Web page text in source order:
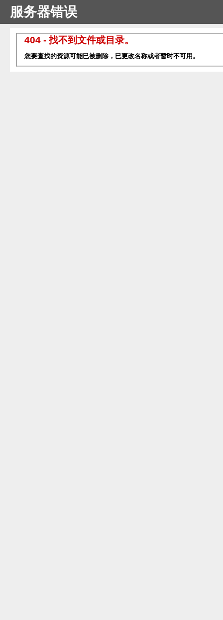
服务器错误
404 - 找不到文件或目录。
您要查找的资源可能已被删除，已更改名称或者暂时不可用。